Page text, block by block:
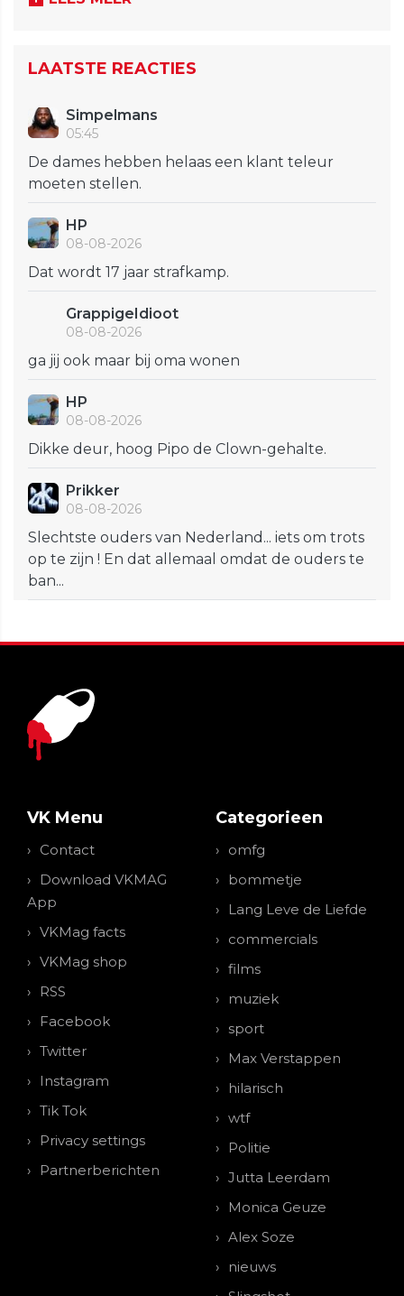
LAATSTE REACTIES
Simpelmans
05:45
De dames hebben helaas een klant teleur
moeten stellen.
HP
08-08-2026
Dat wordt 17 jaar strafkamp.
GrappigeIdioot
08-08-2026
ga jij ook maar bij oma wonen
HP
08-08-2026
Dikke deur, hoog Pipo de Clown-gehalte.
Prikker
08-08-2026
Slechtste ouders van Nederland... iets om trots
op te zijn ! En dat allemaal omdat de ouders te
ban...
VK Menu
Contact
Download VKMAG
App
VKMag facts
VKMag shop
RSS
Facebook
Twitter
Instagram
Tik Tok
Privacy settings
Partnerberichten
Categorieen
omfg
bommetje
Lang Leve de Liefde
commercials
films
muziek
sport
Max Verstappen
hilarisch
wtf
Politie
Jutta Leerdam
Monica Geuze
Alex Soze
nieuws